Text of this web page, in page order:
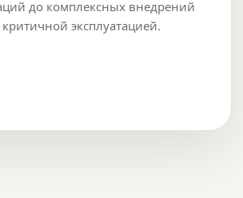
до комплексных внедрений
эксплуатацией.